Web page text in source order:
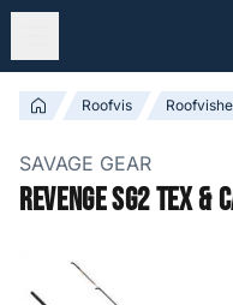
Roofvis
SAVAGE GEAR
Revenge SG2 Tex &